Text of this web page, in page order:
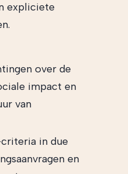
expliciete
over de
impact en
van
in due
en